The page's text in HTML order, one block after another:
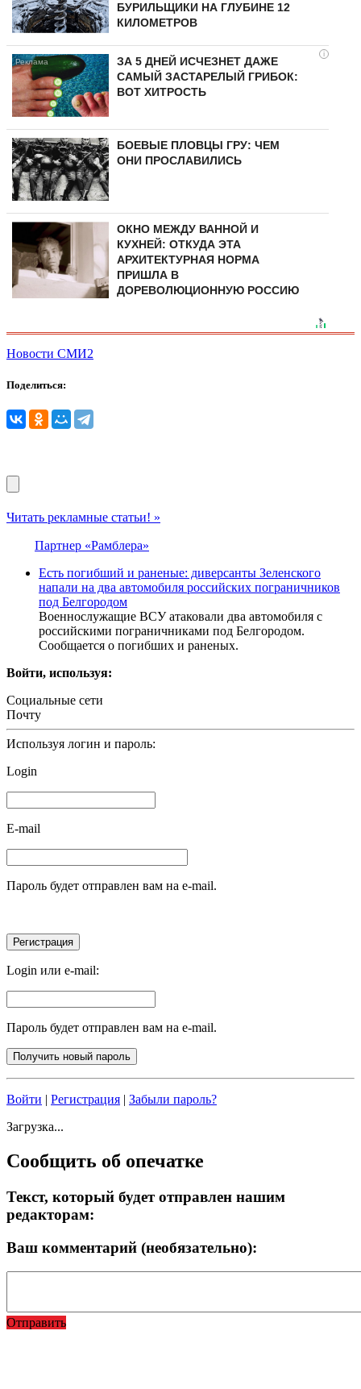
БУРИЛЬЩИКИ НА ГЛУБИНЕ 12
КИЛОМЕТРОВ
i
ЗА 5 ДНЕЙ ИСЧЕЗНЕТ ДАЖЕ
САМЫЙ ЗАСТАРЕЛЫЙ ГРИБОК:
ВОТ ХИТРОСТЬ
БОЕВЫЕ ПЛОВЦЫ ГРУ: ЧЕМ
ОНИ ПРОСЛАВИЛИСЬ
ОКНО МЕЖДУ ВАННОЙ И
КУХНЕЙ: ОТКУДА ЭТА
АРХИТЕКТУРНАЯ НОРМА
ПРИШЛА В
ДОРЕВОЛЮЦИОННУЮ РОССИЮ
Новости СМИ2
Поделиться:
Читать рекламные статьи! »
Партнер «Рамблера»
Есть погибший и раненые: диверсанты Зеленского
напали на два автомобиля российских пограничников
под Белгородом
Военнослужащие ВСУ атаковали два автомобиля с
российскими пограничниками под Белгородом.
Сообщается о погибших и раненых.
Войти, используя:
Социальные сети
Почту
Используя логин и пароль:
Login
E-mail
Пароль будет отправлен вам на e-mail.
Login или e-mail:
Пароль будет отправлен вам на e-mail.
Войти | Регистрация | Забыли пароль?
Загрузка...
Сообщить об опечатке
Текст, который будет отправлен нашим
редакторам:
Ваш комментарий (необязательно):
Отправить